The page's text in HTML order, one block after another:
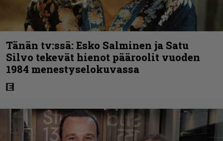
Tänän tv:ssä: Esko Salminen ja Satu
Silvo tekevät hienot pääroolit vuoden
1984 menestyselokuvassa